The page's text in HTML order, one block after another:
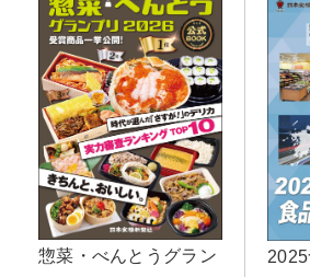
惣菜・べんとうグラン